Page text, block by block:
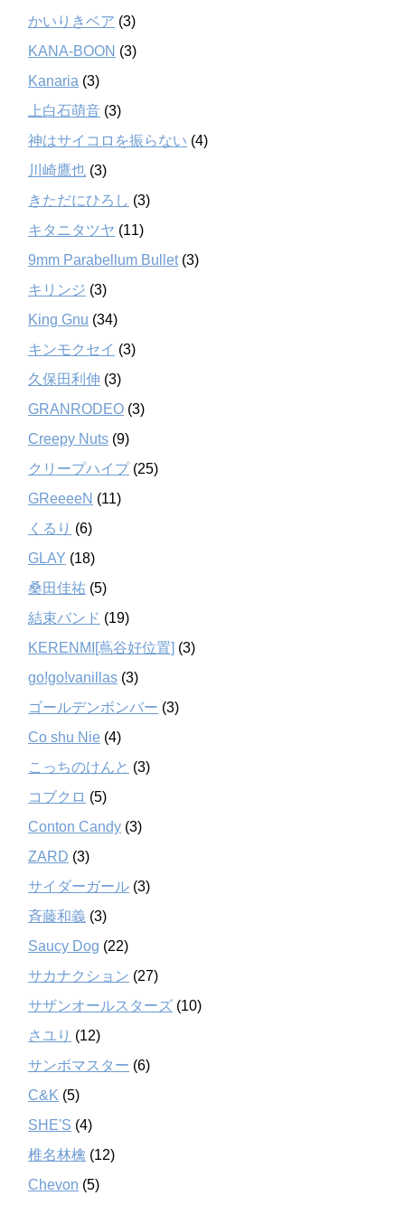
かいりきベア (3)
KANA-BOON (3)
Kanaria (3)
上白石萌音 (3)
神はサイコロを振らない (4)
川崎鷹也 (3)
きただにひろし (3)
キタニタツヤ (11)
9mm Parabellum Bullet(3)
キリンジ (3)
King Gnu (34)
キンモクセイ (3)
久保田利伸 (3)
GRANRODEO (3)
Creepy Nuts (9)
クリープハイプ(25)
GReeeeN (11)
くるり (6)
GLAY (18)
桑田佳祐 (5)
結束バンド (19)
KERENMI[蔦谷好位置] (3)
go!go!vanillas (3)
ゴールデンボンバー (3)
Co shu Nie (4)
こっちのけんと (3)
コブクロ (5)
Conton Candy (3)
ZARD (3)
サイダーガール (3)
斉藤和義 (3)
Saucy Dog (22)
サカナクション (27)
サザンオールスターズ (10)
さユり (12)
サンボマスター (6)
C&K (5)
SHE'S (4)
椎名林檎 (12)
Chevon (5)